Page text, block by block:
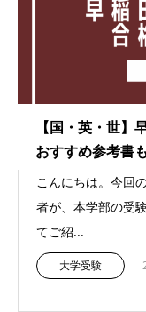
【国・英・世】
おすすめ参考書
こんにちは。今回
者が、本学部の受
てご紹...
大学受験